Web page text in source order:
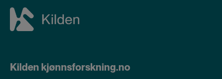
Kilden kjønnsforskning.no